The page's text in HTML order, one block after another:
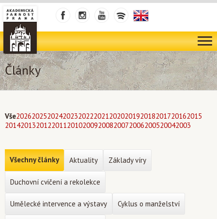
Články
Vše202620252024202320222021202020192018201720162015
201420132012201120102009200820072006200520042003
Všechny články Aktuality Základy víry
Duchovní cvičení a rekolekce
Umělecké intervence a výstavy Cyklus o manželství